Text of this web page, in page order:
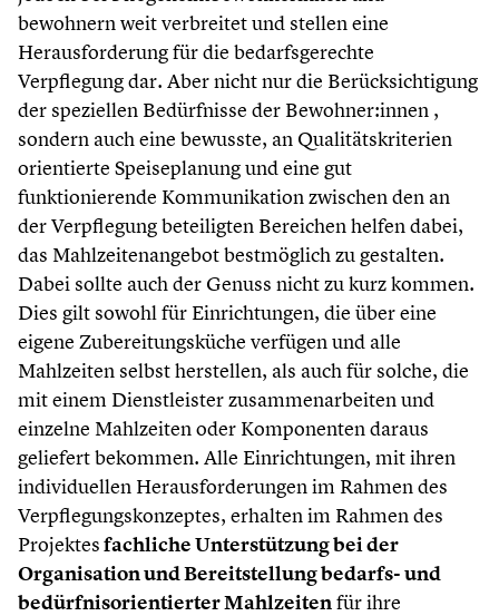
bewohnern weit verbreitet und stellen eine
Herausforderung für die bedarfsgerechte
Verpflegung dar. Aber nicht nur die Berücksichtigung
der speziellen Bedürfnisse der Bewohner:innen ,
sondern auch eine bewusste, an Qualitätskriterien
orientierte Speiseplanung und eine gut
funktionierende Kommunikation zwischen den an
der Verpflegung beteiligten Bereichen helfen dabei,
das Mahlzeitenangebot bestmöglich zu gestalten.
Dabei sollte auch der Genuss nicht zu kurz kommen.
Dies gilt sowohl für Einrichtungen, die über eine
eigene Zubereitungsküche verfügen und alle
Mahlzeiten selbst herstellen, als auch für solche, die
mit einem Dienstleister zusammenarbeiten und
einzelne Mahlzeiten oder Komponenten daraus
geliefert bekommen. Alle Einrichtungen, mit ihren
individuellen Herausforderungen im Rahmen des
Verpflegungskonzeptes, erhalten im Rahmen des
Projektesfachliche Unterstützung bei der
Organisation und Bereitstellung bedarfs- und
bedürfnisorientierter Mahlzeitenfür ihre